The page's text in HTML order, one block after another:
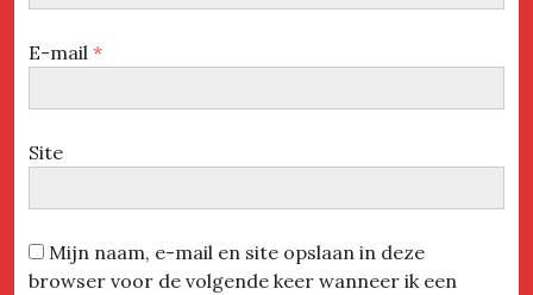
E-mail *
Site
Mijn naam, e-mail en site opslaan in deze
browser voor de volgende keer wanneer ik een